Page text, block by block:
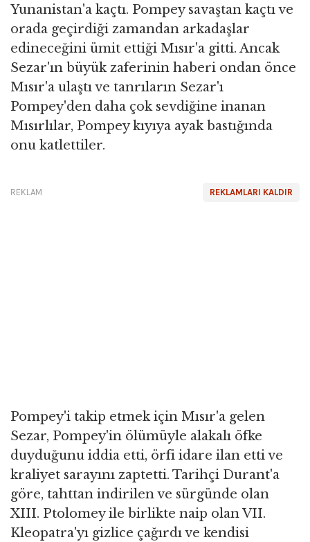
Yunanistan'a kaçtı. Pompey savaştan kaçtı ve
orada geçirdiği zamandan arkadaşlar
edineceğini ümit ettiği Mısır'a gitti. Ancak
Sezar'ın büyük zaferinin haberi ondan önce
Mısır'a ulaştı ve tanrıların Sezar'ı
Pompey'den daha çok sevdiğine inanan
Mısırlılar, Pompey kıyıya ayak bastığında
onu katlettiler.
REKLAMLARI KALDIR
REKLAM
Pompey'i takip etmek için Mısır'a gelen
Sezar, Pompey'in ölümüyle alakalı öfke
duyduğunu iddia etti, örfi idare ilan etti ve
kraliyet sarayını zaptetti. Tarihçi Durant'a
göre, tahttan indirilen ve sürgünde olan
XIII. Ptolomey ile birlikte naip olan VII.
Kleopatra'yı gizlice çağırdı ve kendisi